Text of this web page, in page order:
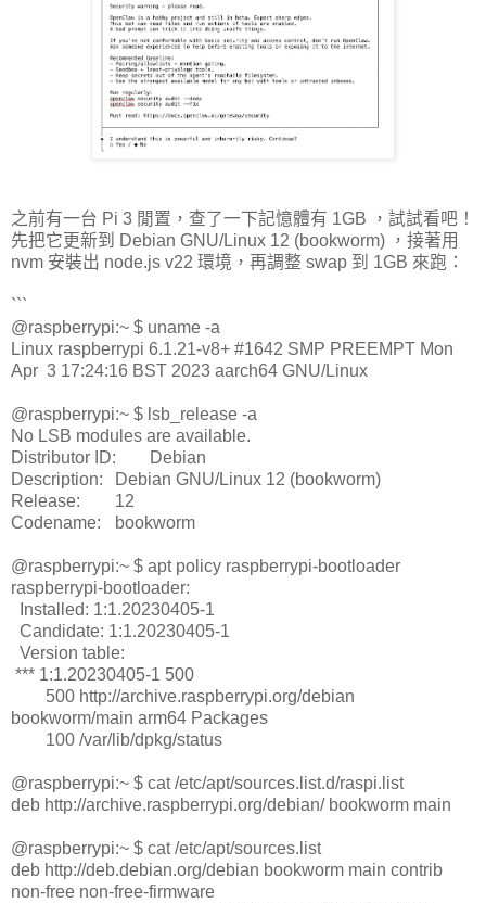
之前有一台 Pi 3 閒置，查了一下記憶體有 1GB ，試試看吧！
先把它更新到 Debian GNU/Linux 12 (bookworm) ，接著用
nvm 安裝出 node.js v22 環境，再調整 swap 到 1GB 來跑：
```
@raspberrypi:~ $ uname -a
Linux raspberrypi 6.1.21-v8+ #1642 SMP PREEMPT Mon
Apr 3 17:24:16 BST 2023 aarch64 GNU/Linux
@raspberrypi:~ $ lsb_release -a
No LSB modules are available.
Distributor ID:
Debian
Description:
Debian GNU/Linux 12 (bookworm)
Release:
12
Codename:
bookworm
@raspberrypi:~ $ apt policy raspberrypi-bootloader
raspberrypi-bootloader:
Installed: 1:1.20230405-1
Candidate: 1:1.20230405-1
Version table:
*** 1:1.20230405-1 500
500 http://archive.raspberrypi.org/debian
bookworm/main arm64 Packages
100 /var/lib/dpkg/status
@raspberrypi:~ $ cat /etc/apt/sources.list.d/raspi.list
deb http://archive.raspberrypi.org/debian/ bookworm main
@raspberrypi:~ $ cat /etc/apt/sources.list
deb http://deb.debian.org/debian bookworm main contrib
non-free non-free-firmware